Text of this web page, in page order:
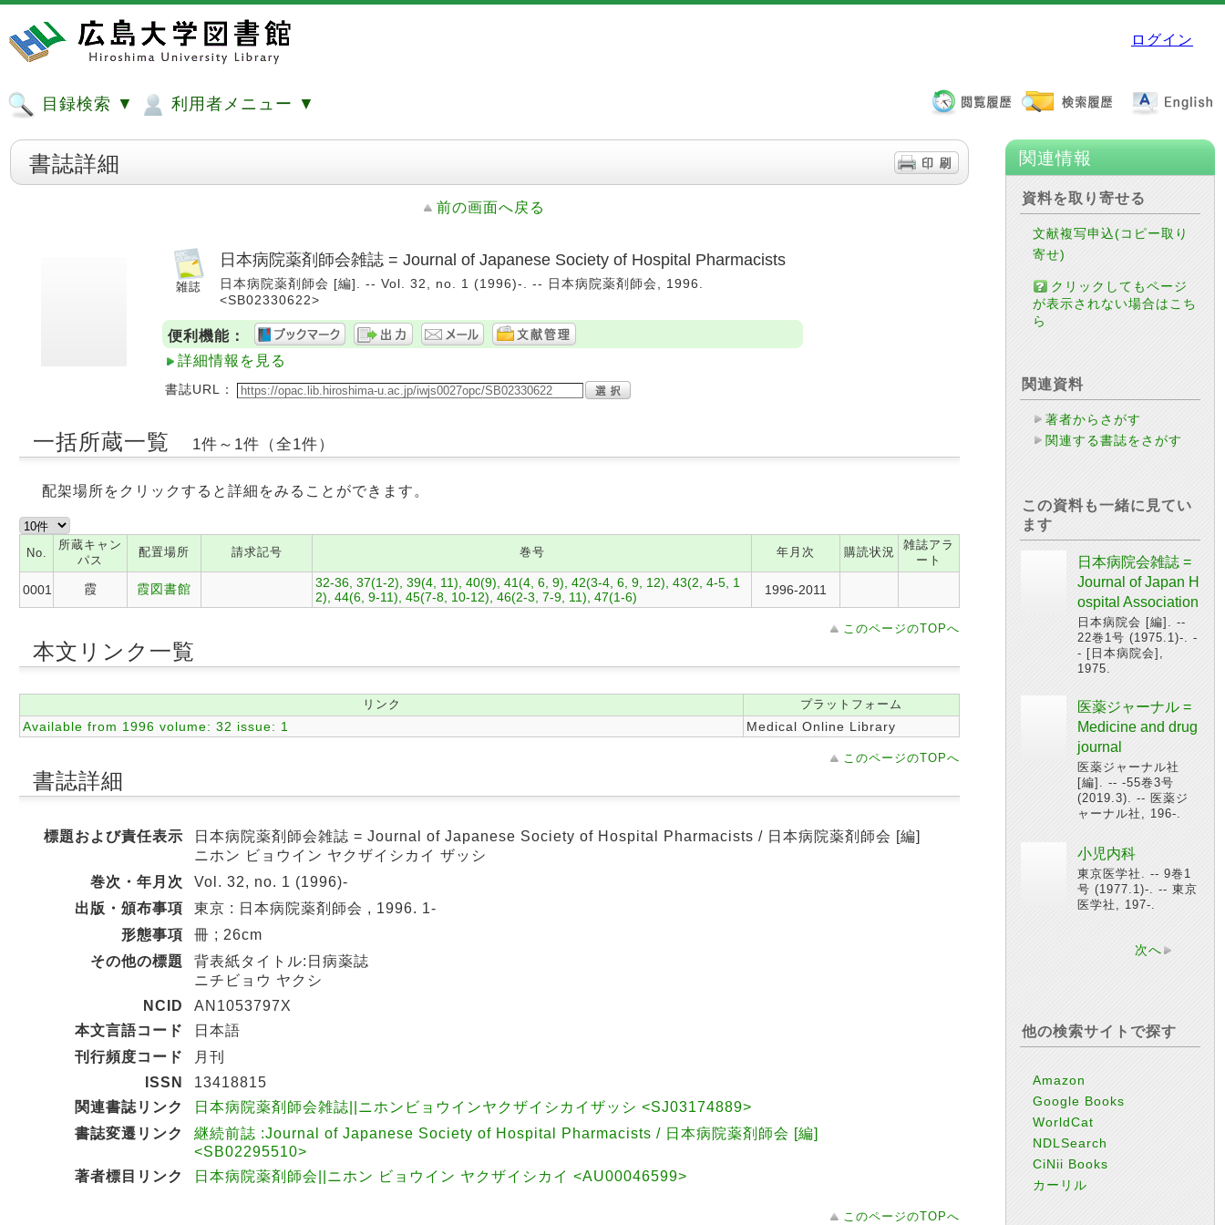
ログイン
目録検索 ▼ 利用者メニュー ▼
書誌詳細
前の画面へ戻る
日本病院薬剤師会雑誌 = Journal of Japanese Society of Hospital Pharmacists
日本病院薬剤師会 [編]. -- Vol. 32, no. 1 (1996)-. -- 日本病院薬剤師会, 1996.
<SB02330622>
便利機能：
詳細情報を見る
書誌URL：
一括所蔵一覧 1件～1件（全1件）
配架場所をクリックすると詳細をみることができます。
No.
所蔵キャン
パス
配置場所 請求記号 巻号 年月次 購読状況
雑誌アラ
ート
0001 霞 霞図書館
32-36, 37(1-2), 39(4, 11), 40(9), 41(4, 6, 9), 42(3-4, 6, 9, 12), 43(2, 4-5, 1
2), 44(6, 9-11), 45(7-8, 10-12), 46(2-3, 7-9, 11), 47(1-6)
1996-2011
このページのTOPへ
本文リンク一覧
リンク プラットフォーム
Available from 1996 volume: 32 issue: 1 Medical Online Library
このページのTOPへ
書誌詳細
標題および責任表示
日本病院薬剤師会雑誌 = Journal of Japanese Society of Hospital Pharmacists / 日本病院薬剤師会 [編]
ニホン ビョウイン ヤクザイシカイ ザッシ
巻次・年月次
Vol. 32, no. 1 (1996)-
出版・頒布事項
東京 : 日本病院薬剤師会 , 1996. 1-
形態事項
冊 ; 26cm
その他の標題
背表紙タイトル:日病薬誌
ニチビョウ ヤクシ
NCID
AN1053797X
本文言語コード
日本語
刊行頻度コード
月刊
ISSN
13418815
関連書誌リンク
日本病院薬剤師会雑誌||ニホンビョウインヤクザイシカイザッシ <SJ03174889>
書誌変遷リンク
継続前誌 :Journal of Japanese Society of Hospital Pharmacists / 日本病院薬剤師会 [編]
<SB02295510>
著者標目リンク
日本病院薬剤師会||ニホン ビョウイン ヤクザイシカイ <AU00046599>
このページのTOPへ
関連情報
資料を取り寄せる
文献複写申込(コピー取り
寄せ)
クリックしてもページ
が表示されない場合はこち
ら
関連資料
著者からさがす
関連する書誌をさがす
この資料も一緒に見てい
ます
日本病院会雑誌 =
Journal of Japan H
ospital Association
日本病院会 [編]. --
22巻1号 (1975.1)-. -
- [日本病院会],
1975.
医薬ジャーナル =
Medicine and drug
journal
医薬ジャーナル社
[編]. -- -55巻3号
(2019.3). -- 医薬ジ
ャーナル社, 196-.
小児内科
東京医学社. -- 9巻1
号 (1977.1)-. -- 東京
医学社, 197-.
次へ
他の検索サイトで探す
Amazon
Google Books
WorldCat
NDLSearch
CiNii Books
カーリル